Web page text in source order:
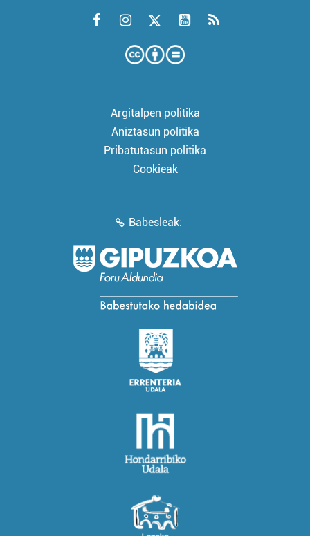
Argitalpen politika
Aniztasun politika
Pribatutasun politika
Cookieak
Babesleak: